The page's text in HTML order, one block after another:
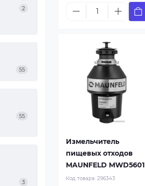
2
55
55
3
Измельчитель
пищевых отходов
MAUNFELD MWD5601
Код товара: 296343